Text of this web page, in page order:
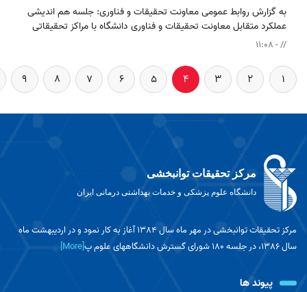
// - 11:08
به گزارش روابط عمومی معاونت تحقیقات و فناوری: جلسه هم اندیشی
عملکرد متقابل معاونت تحقیقات و فناوری دانشگاه با مراکز تحقیقاتی
غیردولتی (خصوصی) وابسته، با حضور سرپرست محترم تحقیقات و فناوری
1402 از ساعت 10 الی 12 در طبقه 8 کتابخانه مرکزی دانشگاه برگزار شد.
1
2
3
4
5
6
7
8
9
مرکز تحقیقات توانبخشی
دانشگاه علوم پزشکی و خدمات بهداشتی درمانی ایران
مرکز تحقیقات توانبخشی در مهر ماه سال 1384 آغاز به کار نمود و در اردیبهشت ماه
سال 1386، در جلسه 180 شورای گسترش دانشگاههای علوم پ
[More]
پیوند ها